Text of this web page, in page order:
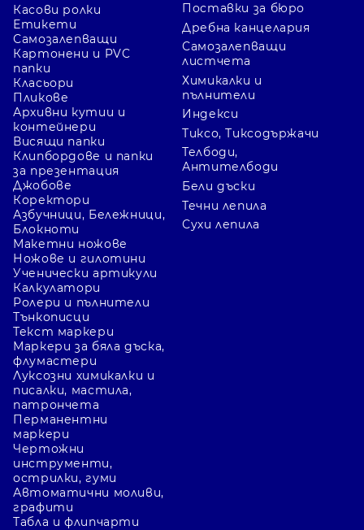
Касови ролки
Етикети
Самозалепващи
Картонени и PVC
папки
Класьори
Пликове
Архивни кутии и
контейнери
Висящи папки
Клипбордове и папки
за презентация
Джобове
Коректори
Азбучници, Бележници,
Блокноти
Поставки за бюро
Дребна канцелария
Самозалепващи
листчета
Химикалки и
пълнители
Индекси
Тиксо, Тиксодържачи
Телбоди,
Антителбоди
Бели дъски
Течни лепила
Сухи лепила
Макетни ножове
Ножове и гилотини
Ученически артикули
Калкулатори
Ролери и пълнители
Тънкописци
Текст маркери
Маркери за бяла дъска,
флумастери
Луксозни химикалки и
писалки, мастила,
патрончета
Перманентни
маркери
Чертожни
инструменти,
острилки, гуми
Автоматични моливи,
графити
Табла и флипчарти